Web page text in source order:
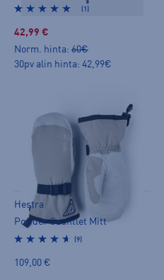
(1)
42,99 €
Norm. hinta: 60€
30pv alin hinta: 42,99€
Hestra
Powder Gauntlet Mitt
(9)
109,00 €